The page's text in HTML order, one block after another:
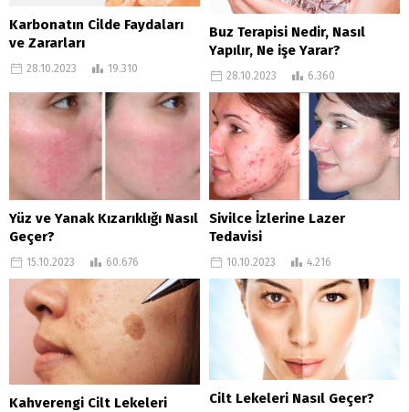
Karbonatın Cilde Faydaları
ve Zararları
28.10.2023 19.310
Buz Terapisi Nedir, Nasıl
Yapılır, Ne işe Yarar?
28.10.2023 6.360
Yüz ve Yanak Kızarıklığı Nasıl
Geçer?
15.10.2023 60.676
Sivilce İzlerine Lazer
Tedavisi
10.10.2023 4.216
Kahverengi Cilt Lekeleri Cilt Lekeleri Nasıl Geçer?